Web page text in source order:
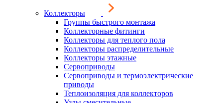
Коллекторы
Группы быстрого монтажа
Коллекторные фитинги
Коллекторы для теплого пола
Коллекторы распределительные
Коллекторы этажные
Сервоприводы
Сервоприводы и термоэлектрические
приводы
Теплоизоляция для коллекторов